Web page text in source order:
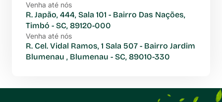
Venha até nós
R. Japão, 444, Sala 101 - Bairro Das Nações,
Timbó - SC, 89120-000
Venha até nós
R. Cel. Vidal Ramos, 1 Sala 507 - Bairro Jardim
Blumenau , Blumenau - SC, 89010-330